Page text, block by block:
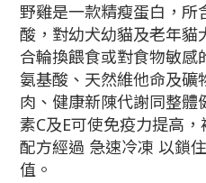
野雞是一款精瘦蛋白，所
酸，對幼犬幼貓及老年貓
合輪換餵食或對食物敏感
氨基酸、天然維他命及礦
肉、健康新陳代謝同整
素C及E可使免疫力提高
配方經過 急速冷凍 以鎖
值。